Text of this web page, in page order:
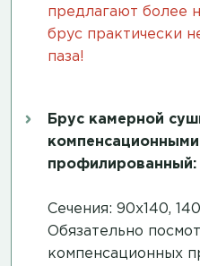
предлагают более
брус практически
паза!
Брус камерной
профилированный:
Сечения: 90х140,
Обязательно
компенсационных